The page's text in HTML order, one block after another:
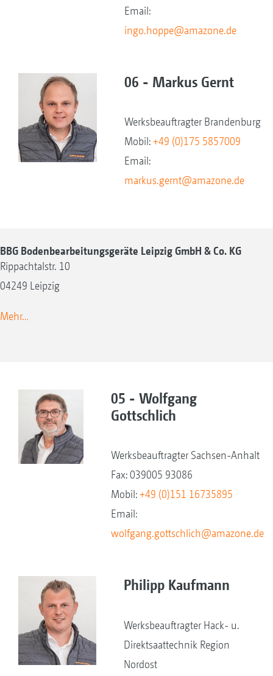
Email:
ingo.hoppe@amazone.de
06 - Markus Gernt
Werksbeauftragter Brandenburg
Mobil:+49 (0)175 5857009
Email:
markus.gernt@amazone.de
BBG Bodenbearbeitungsgeräte Leipzig GmbH & Co. KG
Rippachtalstr. 10
04249 Leipzig
Mehr…
05 - Wolfgang
Gottschlich
Werksbeauftragter Sachsen-Anhalt
Fax: 039005 93086
Mobil:+49 (0)151 16735895
Email:
wolfgang.gottschlich@amazone.de
Philipp Kaufmann
Werksbeauftragter Hack- u.
Direktsaattechnik Region
Nordost